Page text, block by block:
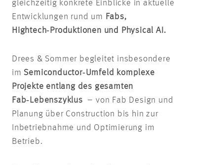
gleichzeitig konkrete Einblicke in aktuelle
Entwicklungen rund um Fabs,
Hightech‑Produktionen und Physical AI.
Drees & Sommer begleitet insbesondere
imSemiconductor‑Umfeld komplexe
Projekte entlang des gesamten
Fab‑Lebenszyklus – von Fab Design und
Planung über Construction bis hin zur
Inbetriebnahme und Optimierung im
Betrieb.